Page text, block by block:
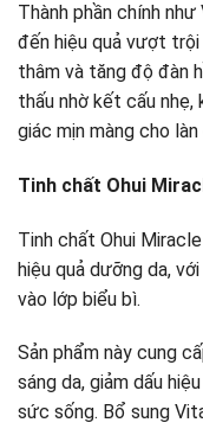
Thành phần chính
đến hiệu quả vượt
thâm và tăng độ đàn
thấu nhờ kết cấu nhẹ,
giác mịn màng cho
Tinh chất Ohui
Tinh chất Ohui
hiệu quả dưỡng da,
vào lớp biểu bì.
Sản phẩm này cung
sáng da, giảm dấu
sức sống. Bổ sung